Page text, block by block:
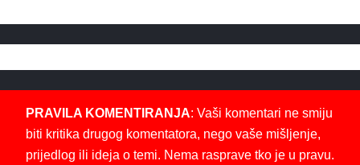
PRAVILA KOMENTIRANJA: Vaši komentari ne smiju
biti kritika drugog komentatora, nego vaše mišljenje,
prijedlog ili ideja o temi. Nema rasprave tko je u pravu.